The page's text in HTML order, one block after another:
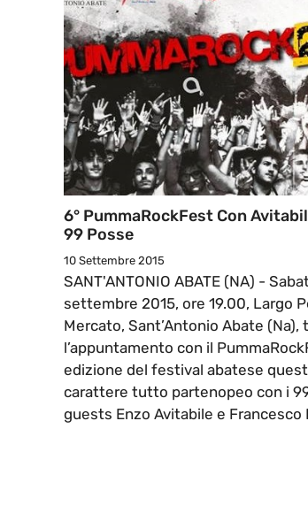
6° PummaRockFest Con
99 Posse
10 Settembre 2015
SANT'ANTONIO ABATE (NA) -
settembre 2015, ore 19.00, Largo
Mercato, Sant’Antonio Abate (Na),
l’appuntamento con il
edizione del festival abatese
carattere tutto partenopeo con i
guests Enzo Avitabile e Francesco